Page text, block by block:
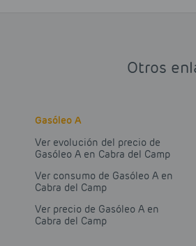
Otros
Gasóleo A
Ver evolución del precio de
Gasóleo A en Cabra del Camp
Ver consumo de Gasóleo A en
Cabra del Camp
Ver precio de Gasóleo A en
Cabra del Camp